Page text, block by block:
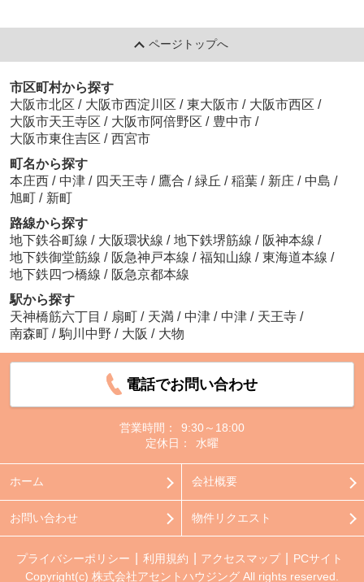
ページトップへ
市区町村から探す
大阪市北区 / 大阪市西淀川区 / 東大阪市 / 大阪市西区 /
大阪市天王寺区 / 大阪市阿倍野区 / 豊中市 /
大阪市東住吉区 / 西宮市
町名から探す
本庄西 / 中津 / 四天王寺 / 鷹合 / 緑丘 / 稲葉 / 新庄 / 中島 /
旭町 / 新町
路線から探す
地下鉄谷町線 / 大阪環状線 / 地下鉄堺筋線 / 阪神本線 /
地下鉄御堂筋線 / 阪急神戸本線 / 福知山線 / 東海道本線 /
地下鉄四つ橋線 / 阪急京都本線
駅から探す
天神橋筋六丁目 / 扇町 / 天満 / 中津 / 中津 / 天王寺 /
南森町 / 駒川中野 / 大阪 / 大物
電話でお問い合わせ
営業時間：
9:30～18:00
定休日：
水曜
ホーム 会社概要
お問い合わせ 物件リクエスト
プライバシーポリシー 利用規約 アクセスマップ
PCサイト
Copyright(c) 株式会社アセントハウジング All rights reserved.